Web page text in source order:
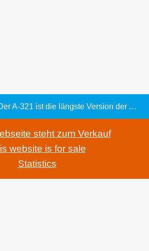
Airbus A 321-100: Der A-321 ist die längste Version der Airbus A-320-Familie
steht zum Verkauf
website is for sale
Statistics